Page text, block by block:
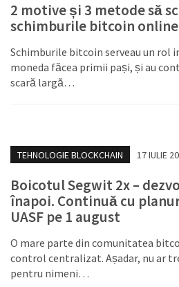
2 motive și 3 metode să
schimburile bitcoin online
Schimburile bitcoin serveau un rol
moneda făcea primii pași, și au
scară largă…
TEHNOLOGIE BLOCKCHAIN 17 IULIE
Boicotul Segwit 2x –
înapoi. Continuă cu
UASF pe 1 august
O mare parte din comunitatea
control centralizat. Așadar, nu ar
pentru nimeni…